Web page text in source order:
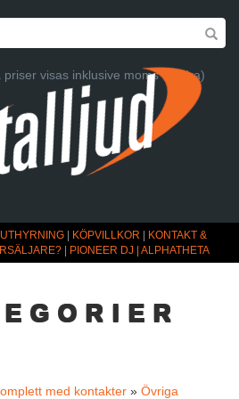
priser visas inklusive moms (Ändra)
UTHYRNING KÖPVILLKOR
KONTAKT &
PIONEER DJ | ALPHATHETA
med kontakter » Övriga